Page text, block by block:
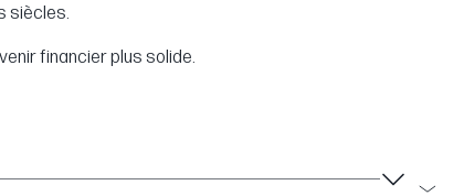
siècles.
financier plus solide.